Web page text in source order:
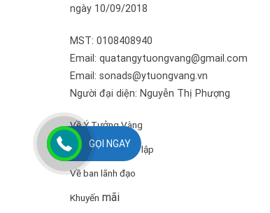
ngày 10/09/2018
MST: 0108408940
Email: quatangytuongvang@gmail.com
Email: sonads@ytuongvang.vn
Người đại diện: Nguyễn Thị Phượng
Về Ý Tưởng Vàng
Quyết định thành lập
Về ban lãnh đạo
Khuyến mãi
GỌI NGAY